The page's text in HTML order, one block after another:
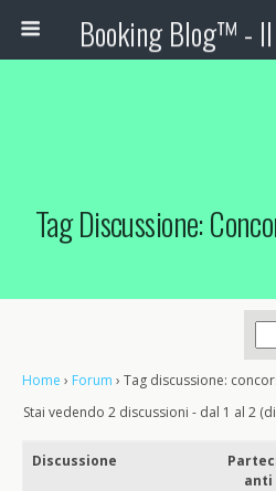
Tag Discussione:
Home › Forum › Tag discussione:
Stai vedendo 2 discussioni - dal 1 al 2
Discussione
anti